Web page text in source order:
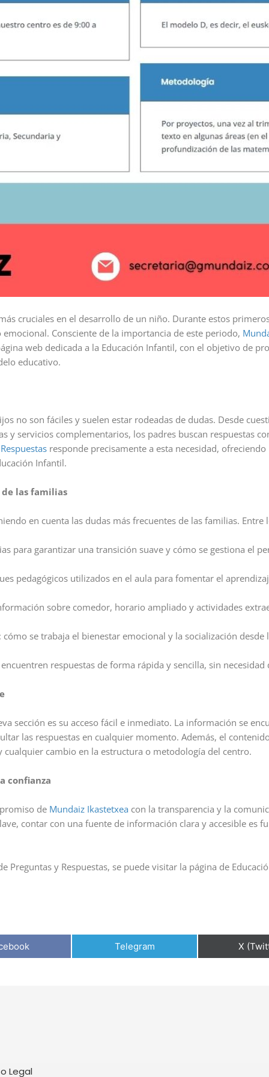
cruciales en el desarrollo de un niño. Durante estos
Consciente de la importancia de este periodo,
web dedicada a la Educación Infantil, con el objetivo de
educativo.
no son fáciles y suelen estar rodeadas de dudas. Desde
y servicios complementarios, los padres buscan respuestas
responde precisamente a esta necesidad,
Infantil.
las familias
en cuenta las dudas más frecuentes de las familias.
para garantizar una transición suave y cómo se gestiona el
pedagógicos utilizados en el aula para fomentar el
sobre comedor, horario ampliado y actividades
cómo se trabaja el bienestar emocional y la socialización desde
respuestas de forma rápida y sencilla, sin
sección es su acceso fácil e inmediato. La información se
las respuestas en cualquier momento. Además, el
cambio en la estructura o metodología del centro.
confianza
de Mundaiz Ikastetxea con la transparencia y la
contar con una fuente de información clara y accesible es
Preguntas y Respuestas, se puede visitar la página de
Telegram X
Legal